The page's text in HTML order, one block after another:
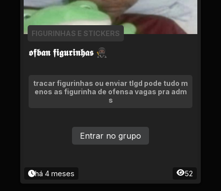
𝖔𝖋𝖇𝖆𝖓 𝖋𝖎𝖌𝖚𝖗𝖎𝖓𝖍𝖆𝖘 🥷🏿
FIGURINHAS E STICKERS
tracar figurinhas ou enviar tlgd pode tudo m
enos as figurinha de ofensa vagas pra adm
s
há 4 meses 52
Entrar no grupo